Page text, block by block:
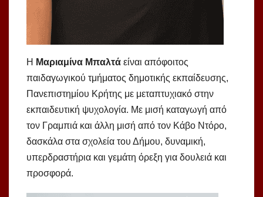
Η Μαριαμίνα Μπαλτά είναι απόφοιτος
παιδαγωγικού τμήματος δημοτικής εκπαίδευσης,
Πανεπιστημίου Κρήτης με μεταπτυχιακό στην
εκπαιδευτική ψυχολογία. Με μισή καταγωγή από
τον Γραμπιά και άλλη μισή από τον Κάβο Ντόρο,
δασκάλα στα σχολεία του Δήμου, δυναμική,
υπερδραστήρια και γεμάτη όρεξη για δουλειά και
προσφορά.